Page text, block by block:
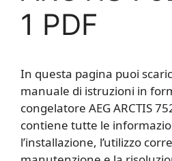
1 PDF
In questa pagina puoi
manuale di istruzioni in
congelatore AEG ARCTIS
contiene tutte le
l’installazione, l’utilizzo